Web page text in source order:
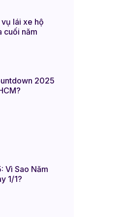
lái xe hộ
cuối năm
2025
Vì Sao Năm
1/1?